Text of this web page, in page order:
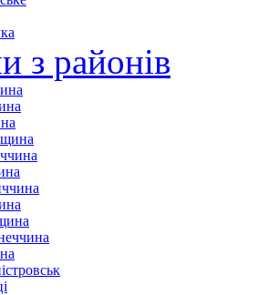
з районів